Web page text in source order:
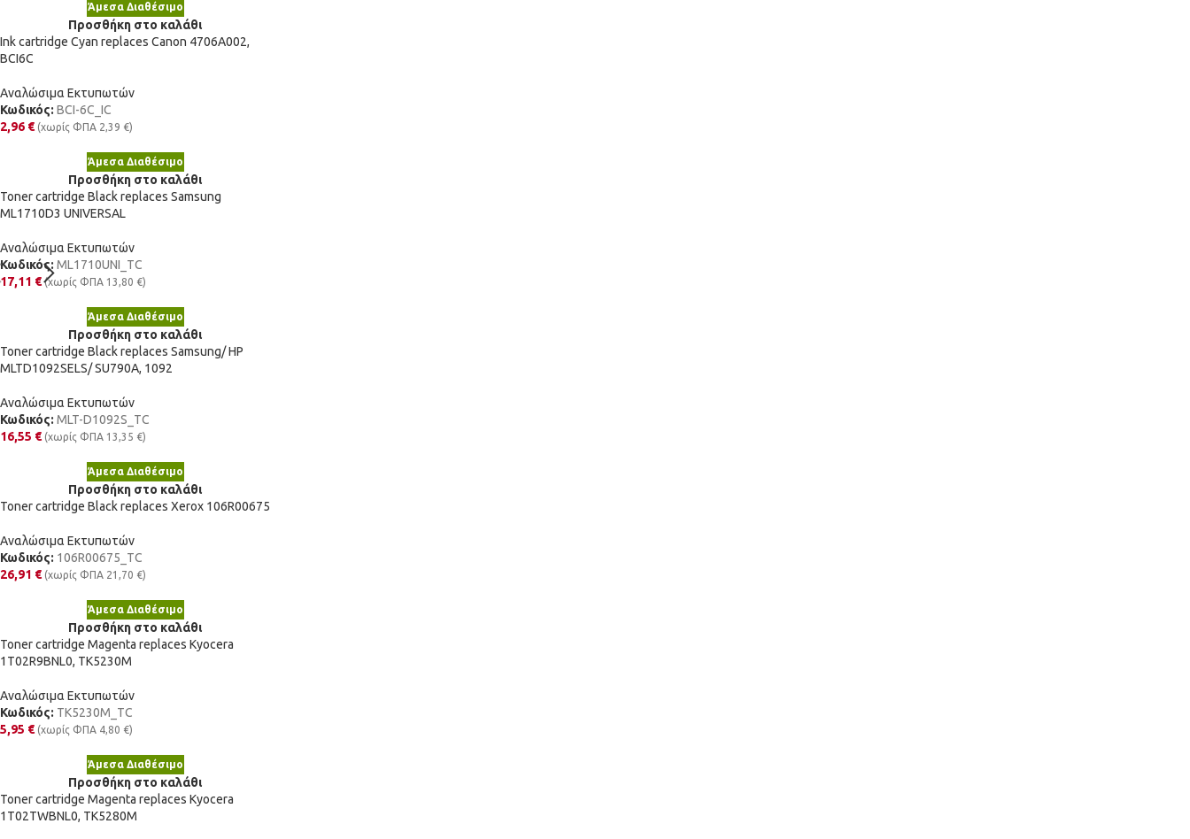
Άμεσα Διαθέσιμο
Προσθήκη στο καλάθι
Ink cartridge Cyan replaces Canon 4706A002,
BCI6C
Αναλώσιμα Εκτυπωτών
Κωδικός: BCI-6C_IC
2,96 € (χωρίς ΦΠΑ 2,39 €)
Άμεσα Διαθέσιμο
Προσθήκη στο καλάθι
Toner cartridge Black replaces Samsung
ML1710D3 UNIVERSAL
Αναλώσιμα Εκτυπωτών
Κωδικός: ML1710UNI_TC
17,11 € (χωρίς ΦΠΑ 13,80 €)
Άμεσα Διαθέσιμο
Προσθήκη στο καλάθι
Toner cartridge Black replaces Samsung/ HP
MLTD1092SELS/ SU790A, 1092
Αναλώσιμα Εκτυπωτών
Κωδικός: MLT-D1092S_TC
16,55 € (χωρίς ΦΠΑ 13,35 €)
Άμεσα Διαθέσιμο
Προσθήκη στο καλάθι
Toner cartridge Black replaces Xerox 106R00675
Αναλώσιμα Εκτυπωτών
Κωδικός: 106R00675_TC
26,91 € (χωρίς ΦΠΑ 21,70 €)
Άμεσα Διαθέσιμο
Προσθήκη στο καλάθι
Toner cartridge Magenta replaces Kyocera
1T02R9BNL0, TK5230M
Αναλώσιμα Εκτυπωτών
Κωδικός: TK5230M_TC
5,95 € (χωρίς ΦΠΑ 4,80 €)
Άμεσα Διαθέσιμο
Προσθήκη στο καλάθι
Toner cartridge Magenta replaces Kyocera
1T02TWBNL0, TK5280M